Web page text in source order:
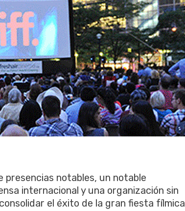
presencias notables, un notable
internacional y una organización sin
el éxito de la gran fiesta fílmica